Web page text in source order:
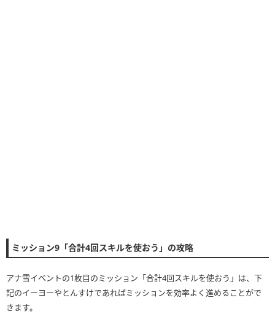
ミッション9「合計4回スキルを使おう」の攻略
アナ雪イベントの1枚目のミッション「合計4回スキルを使おう」は、下
記のイーヨーやとんすけであればミッションを効率よく進めることがで
きます。